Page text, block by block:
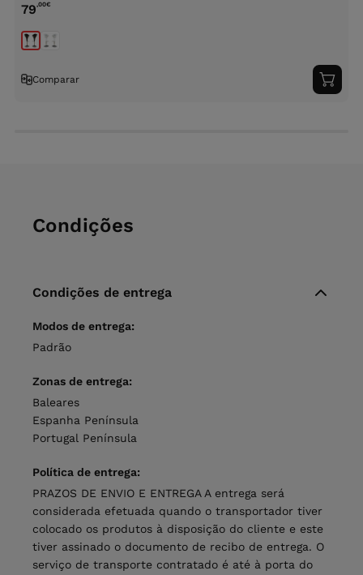
79,00€
Comparar
ao
Condições
Condições de entrega
Modos de entrega:
Padrão
Zonas de entrega:
Baleares
Espanha Península
Portugal Península
Política de entrega:
PRAZOS DE ENVIO E ENTREGA A entrega será
considerada efetuada quando o transportador tiver
colocado os produtos à disposição do cliente e este
tiver assinado o documento de recibo de entrega. O
serviço de transporte contratado é até à porta do